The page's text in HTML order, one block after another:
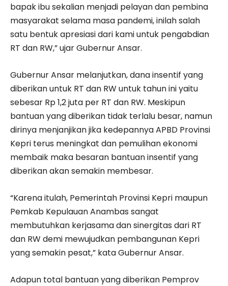
bapak ibu sekalian menjadi pelayan dan pembina
masyarakat selama masa pandemi, inilah salah
satu bentuk apresiasi dari kami untuk pengabdian
RT dan RW,” ujar Gubernur Ansar.
Gubernur Ansar melanjutkan, dana insentif yang
diberikan untuk RT dan RW untuk tahun ini yaitu
sebesar Rp 1,2 juta per RT dan RW. Meskipun
bantuan yang diberikan tidak terlalu besar, namun
dirinya menjanjikan jika kedepannya APBD Provinsi
Kepri terus meningkat dan pemulihan ekonomi
membaik maka besaran bantuan insentif yang
diberikan akan semakin membesar.
“Karena itulah, Pemerintah Provinsi Kepri maupun
Pemkab Kepulauan Anambas sangat
membutuhkan kerjasama dan sinergitas dari RT
dan RW demi mewujudkan pembangunan Kepri
yang semakin pesat,” kata Gubernur Ansar.
Adapun total bantuan yang diberikan Pemprov